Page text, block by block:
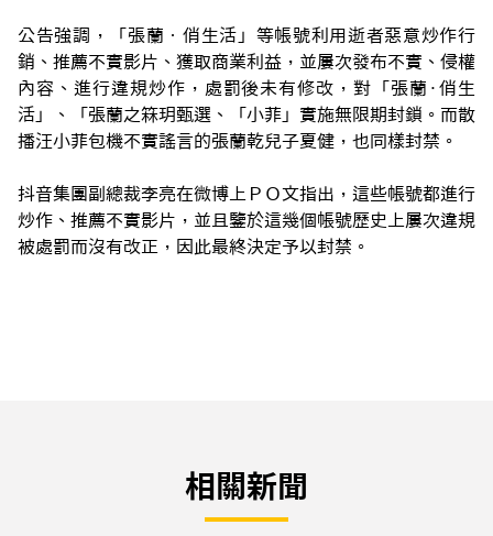
公告強調，「張蘭‧俏生活」等帳號利用逝者惡意炒作行
銷、推薦不實影片、獲取商業利益，並屢次發布不實、侵權
內容、進行違規炒作，處罰後未有修改，對「張蘭·俏生
活」、「張蘭之箖玥甄選、「小菲」實施無限期封鎖。而散
播汪小菲包機不實謠言的張蘭乾兒子夏健，也同樣封禁。
抖音集團副總裁李亮在微博上ＰＯ文指出，這些帳號都進行
炒作、推薦不實影片，並且鑒於這幾個帳號歷史上屢次違規
被處罰而沒有改正，因此最終決定予以封禁。
相關新聞